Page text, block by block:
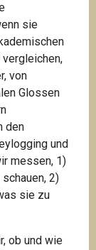
sie
von
Glossen
den
und
messen, 1)
2)
sie zu
ob und wie